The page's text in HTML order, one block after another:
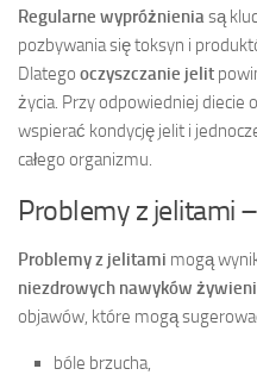
Regularne wypróżnieniasą
pozbywania się toksyn i
Dlatego oczyszczanie jelit
życia. Przy odpowiedniej diecie
wspierać kondycję jelit i
całego organizmu.
Problemy z jelitami
Problemy z jelitami mogą
niezdrowych nawyków
objawów, które mogą
bóle brzucha,